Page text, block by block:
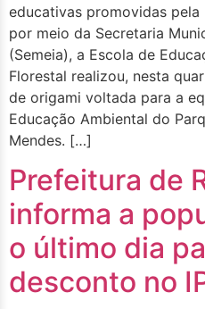
educativas promovidas pela
por meio da Secretaria
(Semeia), a Escola de
Florestal realizou, nesta
de origami voltada para a
Educação Ambiental do
Mendes. […]
Prefeitura de
informa a
o último dia
desconto no